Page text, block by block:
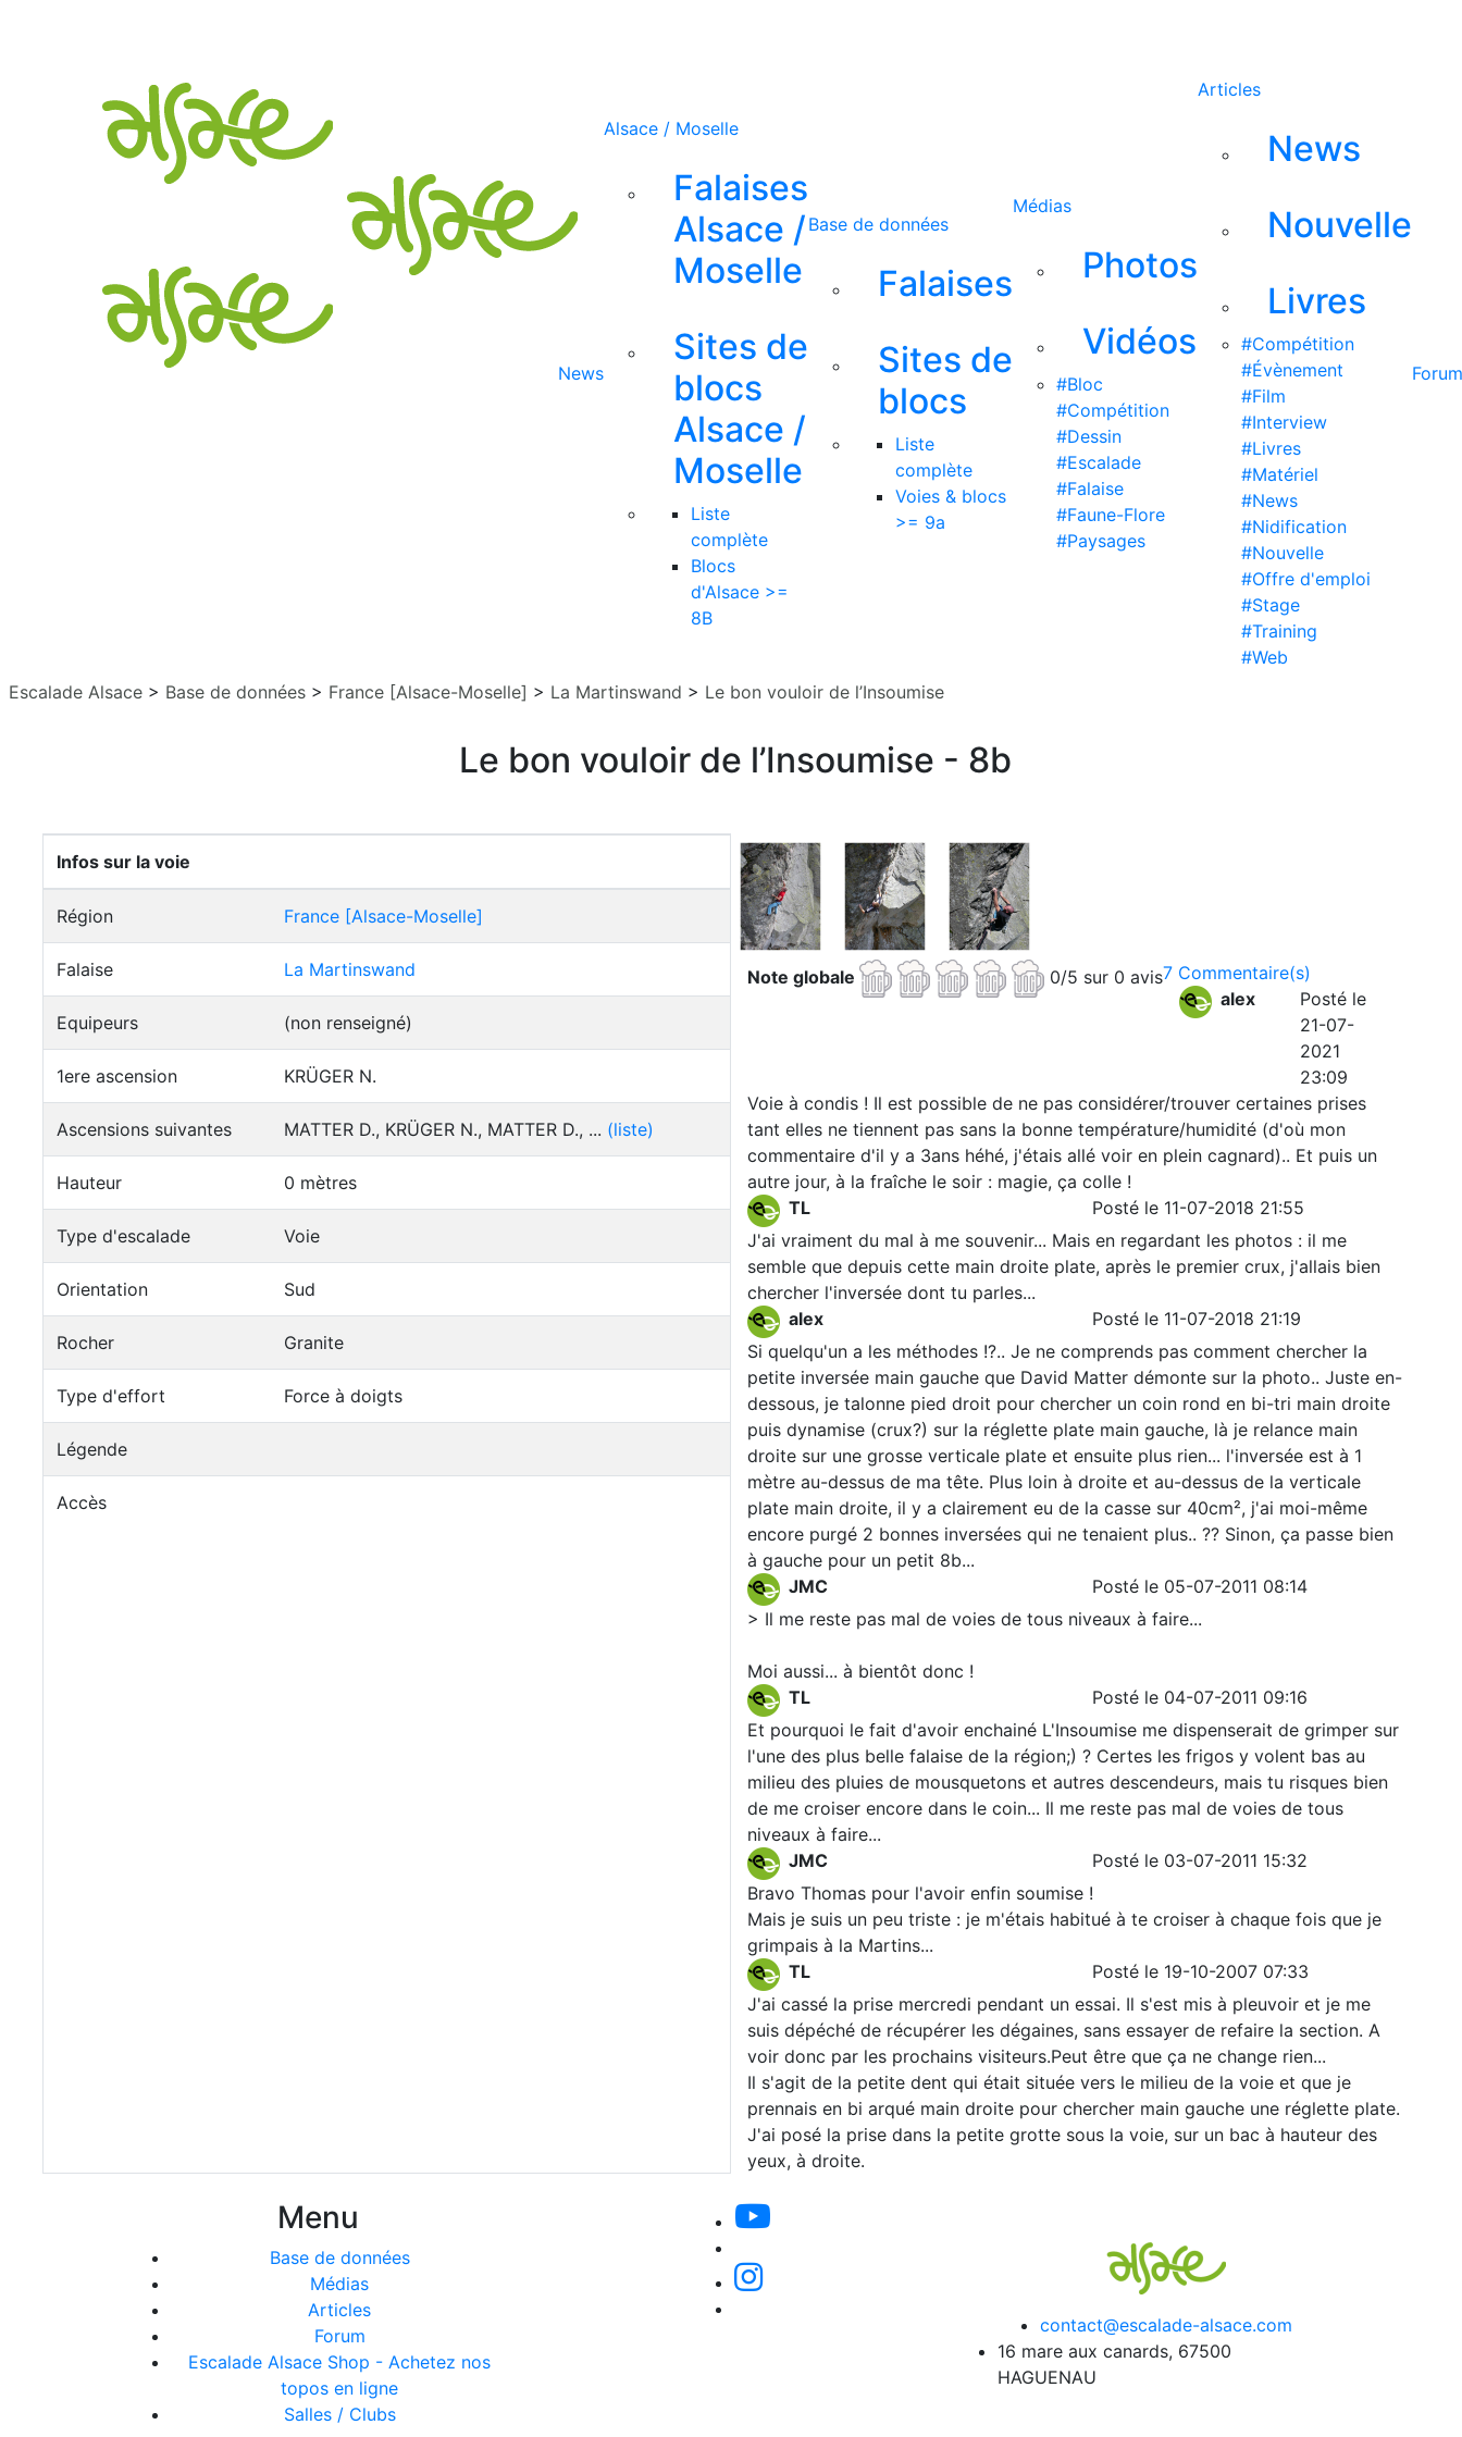
News
Alsace / Moselle
Falaises
Alsace /
Moselle
Sites de
blocs
Alsace /
Moselle
Liste
complète
Blocs
d'Alsace >=
8B
Base de données
Falaises
Sites de
blocs
Liste
complète
Voies & blocs
>= 9a
Médias
Photos
Vidéos
#Bloc
#Compétition
#Dessin
#Escalade
#Falaise
#Faune-Flore
#Paysages
Articles
News
Nouvelle
Livres
#Compétition
#Évènement
#Film
#Interview
#Livres
#Matériel
#News
#Nidification
#Nouvelle
#Offre d'emploi
#Stage
#Training
#Web
Forum
Escalade Alsace > Base de données > France [Alsace-Moselle] > La Martinswand > Le bon vouloir de l’Insoumise
Le bon vouloir de l’Insoumise - 8b
Infos sur la voie
Région France [Alsace-Moselle]
Falaise La Martinswand
Equipeurs (non renseigné)
1ere ascension KRÜGER N.
Ascensions suivantes MATTER D., KRÜGER N., MATTER D., ... (liste)
Hauteur 0 mètres
Type d'escalade Voie
Orientation Sud
Rocher Granite
Type d'effort Force à doigts
Légende
Accès
7 Commentaire(s)
Note globale
0/5 sur 0 avis
alex
Posté le
21-07-
2021
23:09
Voie à condis ! Il est possible de ne pas considérer/trouver certaines prises
tant elles ne tiennent pas sans la bonne température/humidité (d'où mon
commentaire d'il y a 3ans héhé, j'étais allé voir en plein cagnard).. Et puis un
autre jour, à la fraîche le soir : magie, ça colle !
TL
Posté le 11-07-2018 21:55
J'ai vraiment du mal à me souvenir... Mais en regardant les photos : il me
semble que depuis cette main droite plate, après le premier crux, j'allais bien
chercher l'inversée dont tu parles...
alex
Posté le 11-07-2018 21:19
Si quelqu'un a les méthodes !?.. Je ne comprends pas comment chercher la
petite inversée main gauche que David Matter démonte sur la photo.. Juste en-
dessous, je talonne pied droit pour chercher un coin rond en bi-tri main droite
puis dynamise (crux?) sur la réglette plate main gauche, là je relance main
droite sur une grosse verticale plate et ensuite plus rien... l'inversée est à 1
mètre au-dessus de ma tête. Plus loin à droite et au-dessus de la verticale
plate main droite, il y a clairement eu de la casse sur 40cm², j'ai moi-même
encore purgé 2 bonnes inversées qui ne tenaient plus.. ?? Sinon, ça passe bien
à gauche pour un petit 8b...
JMC
Posté le 05-07-2011 08:14
> Il me reste pas mal de voies de tous niveaux à faire...
Moi aussi... à bientôt donc !
TL
Posté le 04-07-2011 09:16
Et pourquoi le fait d'avoir enchainé L'Insoumise me dispenserait de grimper sur
l'une des plus belle falaise de la région;) ? Certes les frigos y volent bas au
milieu des pluies de mousquetons et autres descendeurs, mais tu risques bien
de me croiser encore dans le coin... Il me reste pas mal de voies de tous
niveaux à faire...
JMC
Posté le 03-07-2011 15:32
Bravo Thomas pour l'avoir enfin soumise !
Mais je suis un peu triste : je m'étais habitué à te croiser à chaque fois que je
grimpais à la Martins...
TL
Posté le 19-10-2007 07:33
J'ai cassé la prise mercredi pendant un essai. Il s'est mis à pleuvoir et je me
suis dépéché de récupérer les dégaines, sans essayer de refaire la section. A
voir donc par les prochains visiteurs.Peut être que ça ne change rien...
Il s'agit de la petite dent qui était située vers le milieu de la voie et que je
prennais en bi arqué main droite pour chercher main gauche une réglette plate.
J'ai posé la prise dans la petite grotte sous la voie, sur un bac à hauteur des
yeux, à droite.
Menu
Base de données
Médias
Articles
Forum
Escalade Alsace Shop - Achetez nos
topos en ligne
Salles / Clubs
contact@escalade-alsace.com
16 mare aux canards, 67500
HAGUENAU